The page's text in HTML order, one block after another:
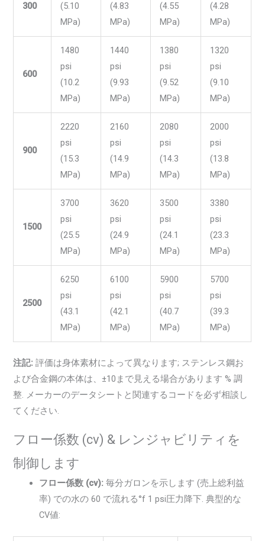
300
(5.10
MPa)
(4.83
MPa)
(4.55
MPa)
(4.28
MPa)
600
1480
psi
(10.2
MPa)
1440
psi
(9.93
MPa)
1380
psi
(9.52
MPa)
1320
psi
(9.10
MPa)
900
2220
psi
(15.3
MPa)
2160
psi
(14.9
MPa)
2080
psi
(14.3
MPa)
2000
psi
(13.8
MPa)
1500
3700
psi
(25.5
MPa)
3620
psi
(24.9
MPa)
3500
psi
(24.1
MPa)
3380
psi
(23.3
MPa)
2500
6250
psi
(43.1
MPa)
6100
psi
(42.1
MPa)
5900
psi
(40.7
MPa)
5700
psi
(39.3
MPa)
注記: 評価は身体素材によって異なります; ステンレス鋼お
よび合金鋼の本体は、±10まで見える場合があります % 調
整. メーカーのデータシートと関連するコードを必ず相談し
てください.
フロー係数 (cv) & レンジャビリティを
制御します
フロー係数 (cv): 毎分ガロンを示します (売上総利益
率) での水の 60 で流れる°f 1 psi圧力降下. 典型的な
CV値: